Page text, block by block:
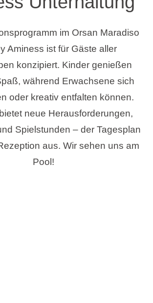
im Orsan Maradiso
Aminess ist für Gäste aller
konzipiert. Kinder genießen
während Erwachsene sich
oder kreativ entfalten können.
neue Herausforderungen,
Spielstunden – der Tagesplan
aus. Wir sehen uns am
Pool!